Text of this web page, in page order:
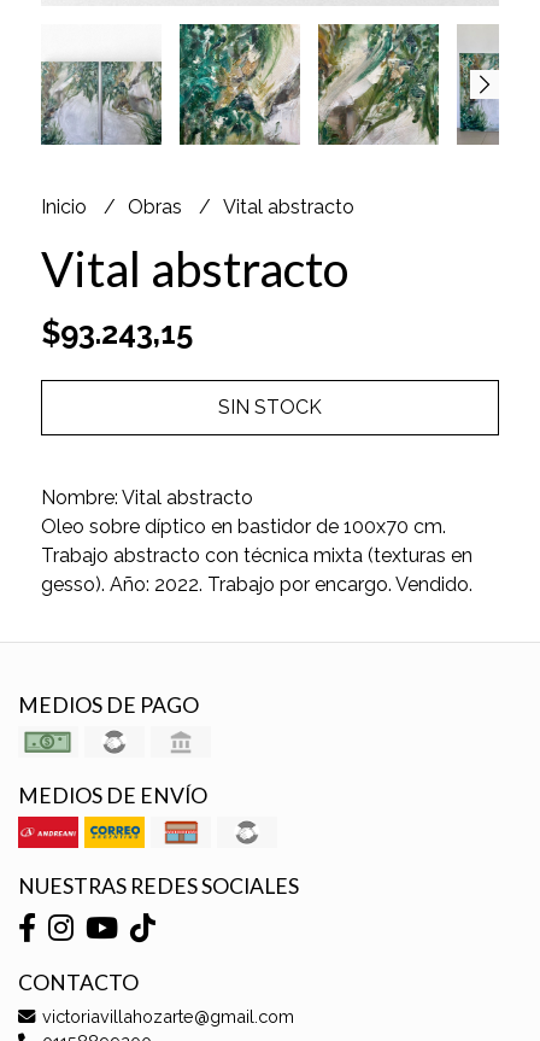
Inicio Obras Vital abstracto
Vital abstracto
$93.243,15
SIN STOCK
Nombre: Vital abstracto
Oleo sobre díptico en bastidor de 100x70 cm.
Trabajo abstracto con técnica mixta (texturas en
gesso). Año: 2022. Trabajo por encargo. Vendido.
MEDIOS DE PAGO
MEDIOS DE ENVÍO
NUESTRAS REDES SOCIALES
CONTACTO
victoriavillahozarte@gmail.com